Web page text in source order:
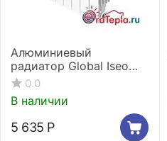
Алюминиевый
радиатор Global Iseo
350 5 секций
0.0
В наличии
5 635 Р